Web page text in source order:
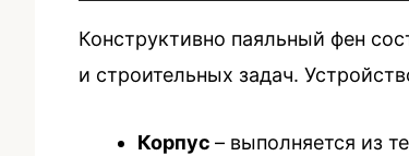
Конструктивно паяльный фен
и строительных задач.
Корпус – выполняется из